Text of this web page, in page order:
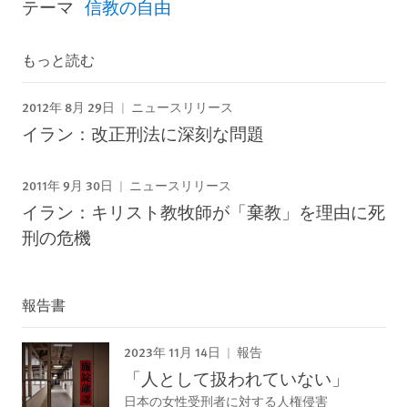
テーマ 信教の自由
もっと読む
2012年 8月 29日 ニュースリリース
イラン：改正刑法に深刻な問題
2011年 9月 30日 ニュースリリース
イラン：キリスト教牧師が「棄教」を理由に死
刑の危機
報告書
2023年 11月 14日 報告
「人として扱われていない」
日本の女性受刑者に対する人権侵害